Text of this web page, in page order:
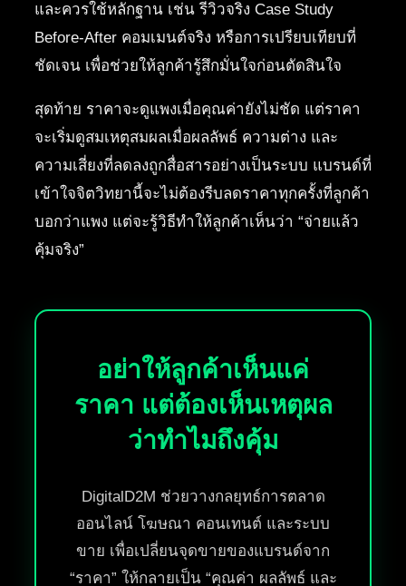
และควรใช้หลักฐาน เช่น รีวิวจริง Case Study
Before-After คอมเมนต์จริง หรือการเปรียบเทียบที่
ชัดเจน เพื่อช่วยให้ลูกค้ารู้สึกมั่นใจก่อนตัดสินใจ
สุดท้าย ราคาจะดูแพงเมื่อคุณค่ายังไม่ชัด แต่ราคา
จะเริ่มดูสมเหตุสมผลเมื่อผลลัพธ์ ความต่าง และ
ความเสี่ยงที่ลดลงถูกสื่อสารอย่างเป็นระบบ แบรนด์ที่
เข้าใจจิตวิทยานี้จะไม่ต้องรีบลดราคาทุกครั้งที่ลูกค้า
บอกว่าแพง แต่จะรู้วิธีทำให้ลูกค้าเห็นว่า “จ่ายแล้ว
คุ้มจริง”
อย่าให้ลูกค้าเห็นแค่
ราคา แต่ต้องเห็นเหตุผล
ว่าทำไมถึงคุ้ม
DigitalD2M ช่วยวางกลยุทธ์การตลาด
ออนไลน์ โฆษณา คอนเทนต์ และระบบ
ขาย เพื่อเปลี่ยนจุดขายของแบรนด์จาก
“ราคา” ให้กลายเป็น “คุณค่า ผลลัพธ์ และ